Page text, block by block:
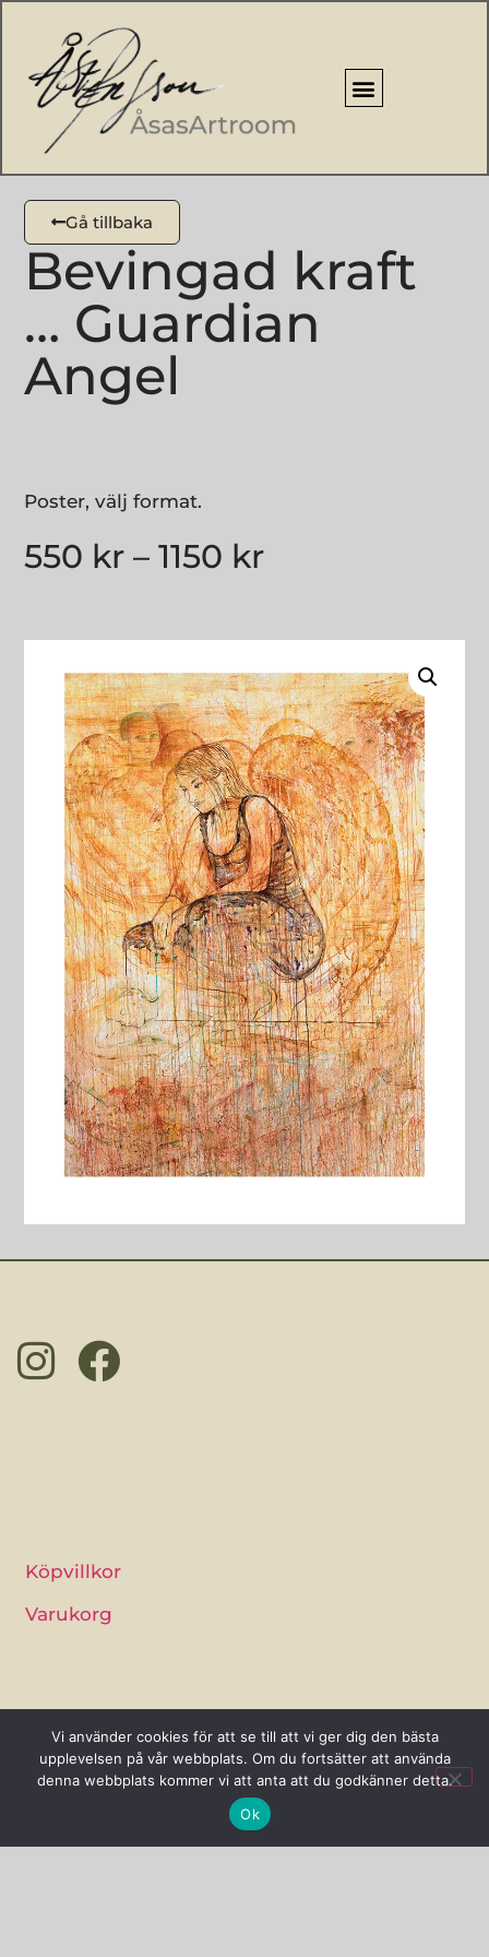
Gå tillbaka
Bevingad kraft
… Guardian
Angel
Poster, välj format.
550 kr – 1150 kr
Tydinge 1277 J, 289 93 Broby
Köpvillkor
Varukorg
Vi använder cookies för att se till att vi ger dig den bästa
upplevelsen på vår webbplats. Om du fortsätter att använda
denna webbplats kommer vi att anta att du godkänner detta.
Ok